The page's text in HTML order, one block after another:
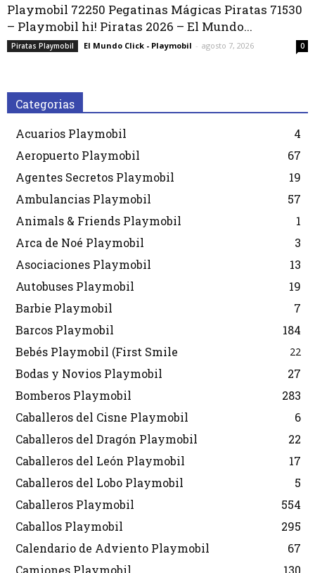
Playmobil 72250 Pegatinas Mágicas Piratas 71530
– Playmobil hi! Piratas 2026 – El Mundo...
Piratas Playmobil El Mundo Click - Playmobil - agosto 7, 2026 0
Categorias
Acuarios Playmobil
4
Aeropuerto Playmobil
67
Agentes Secretos Playmobil
19
Ambulancias Playmobil
57
Animals & Friends Playmobil
1
Arca de Noé Playmobil
3
Asociaciones Playmobil
13
Autobuses Playmobil
19
Barbie Playmobil
7
Barcos Playmobil
184
Bebés Playmobil (First Smile
22
Bodas y Novios Playmobil
27
Bomberos Playmobil
283
Caballeros del Cisne Playmobil
6
Caballeros del Dragón Playmobil
22
Caballeros del León Playmobil
17
Caballeros del Lobo Playmobil
5
Caballeros Playmobil
554
Caballos Playmobil
295
Calendario de Adviento Playmobil
67
Camiones Playmobil
130